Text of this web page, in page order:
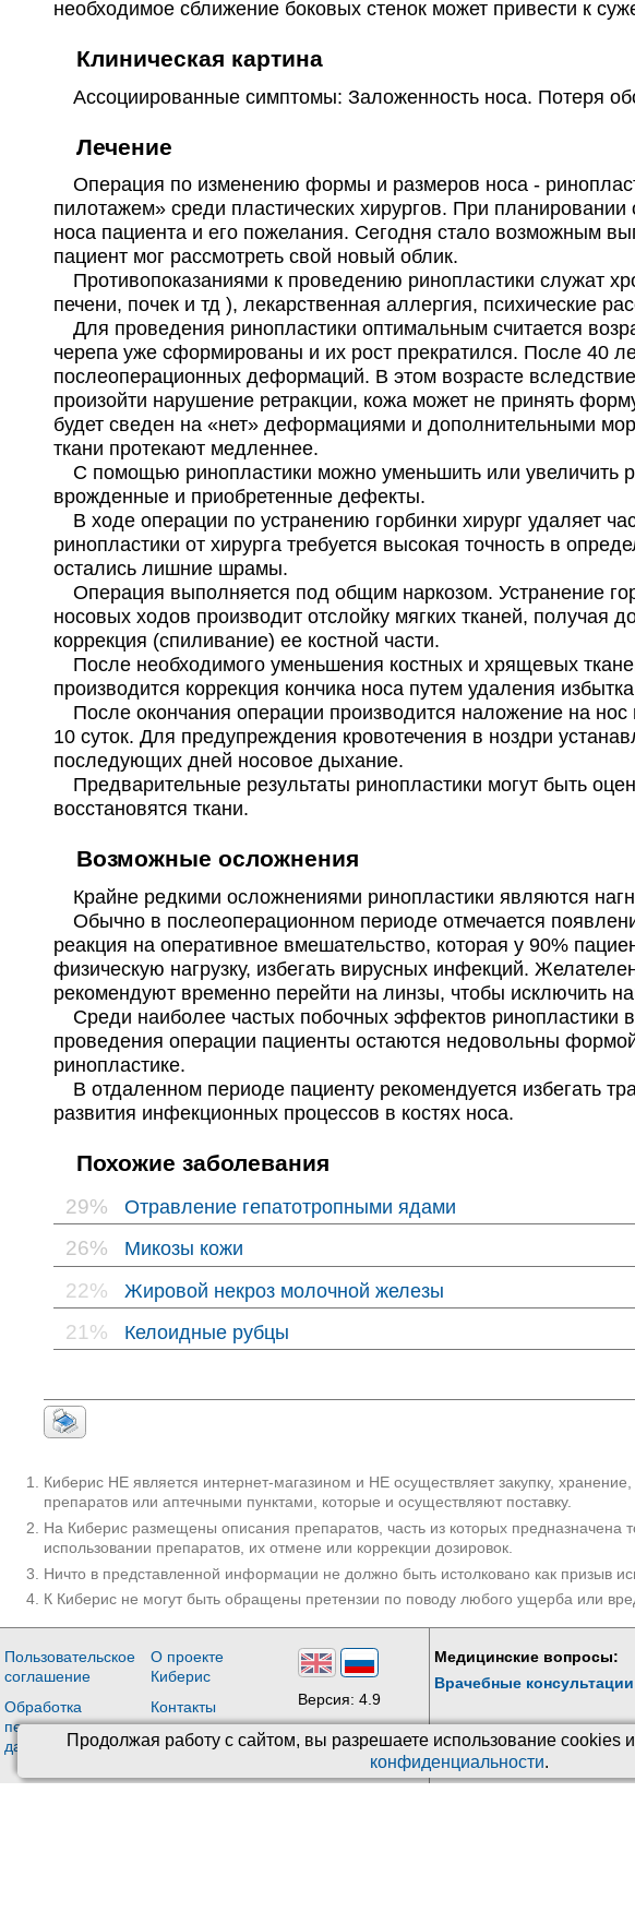
Продолжая работу с сайтом, вы разрешаете использование сookies
конфиденциальности.
необходимое сближение боковых стенок может привести к
Клиническая картина
Ассоциированные симптомы: Заложенность носа. Потеря
Лечение
Операция по изменению формы и размеров носа -
пилотажем» среди пластических хирургов. При
носа пациента и его пожелания. Сегодня стало возможным
пациент мог рассмотреть свой новый облик.
Противопоказаниями к проведению ринопластики служат
печени, почек и тд ), лекарственная аллергия, психические
Для проведения ринопластики оптимальным считается
черепа уже сформированы и их рост прекратился. После 40
послеоперационных деформаций. В этом возрасте
произойти нарушение ретракции, кожа может не принять
будет сведен на «нет» деформациями и дополнительными
ткани протекают медленнее.
С помощью ринопластики можно уменьшить или увеличить
врожденные и приобретенные дефекты.
В ходе операции по устранению горбинки хирург удаляет
ринопластики от хирурга требуется высокая точность в
остались лишние шрамы.
Операция выполняется под общим наркозом. Устранение
носовых ходов производит отслойку мягких тканей, получая
коррекция (спиливание) ее костной части.
После необходимого уменьшения костных и хрящевых
производится коррекция кончика носа путем удаления
После окончания операции производится наложение на
10 суток. Для предупреждения кровотечения в ноздри
последующих дней носовое дыхание.
Предварительные результаты ринопластики могут быть
восстановятся ткани.
Возможные осложнения
Крайне редкими осложнениями ринопластики являются
Обычно в послеоперационном периоде отмечается
реакция на оперативное вмешательство, которая у 90%
физическую нагрузку, избегать вирусных инфекций.
рекомендуют временно перейти на линзы, чтобы исключить
Среди наиболее частых побочных эффектов ринопластики
проведения операции пациенты остаются недовольны
ринопластике.
В отдаленном периоде пациенту рекомендуется избегать
развития инфекционных процессов в костях носа.
Похожие заболевания
29% Отравление гепатотропными ядами
26% Микозы кожи
22% Жировой некроз молочной железы
21% Келоидные рубцы
Киберис НЕ является интернет-магазином и НЕ осуществляет закупку,
препаратов или аптечными пунктами, которые и осуществляют поставку.
На Киберис размещены описания препаратов, часть из которых
использовании препаратов, их отмене или коррекции дозировок.
Ничто в представленной информации не должно быть истолковано как призыв
К Киберис не могут быть обращены претензии по поводу любого ущерба или
Пользовательское
соглашение
Обработка
персональных
данных
О проекте
Киберис
Контакты
Версия: 4.9
Обновления
Медицинские вопросы:
Врачебные консультации